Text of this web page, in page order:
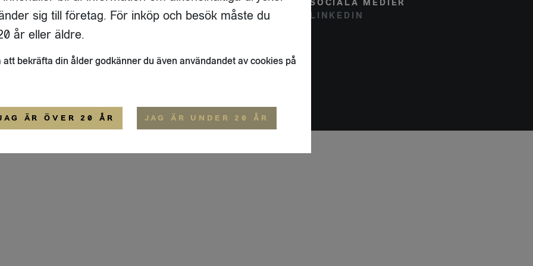
17 A
STOCKHOLM
FLAIVY
OM OSS
SOCIALA MEDIER
LINKEDIN
ALLMÄNNA VILLKOR
sig till företag. För inköp och besök måste du
år eller äldre.
att bekräfta din ålder godkänner du även användandet av cookies på
ÄR ÖVER 20 ÅR JAG ÄR UNDER 20 ÅR